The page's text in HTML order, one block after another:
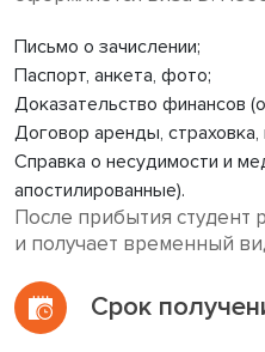
Письмо о зачислении;
Паспорт, анкета, фото;
Доказательство финансов
Договор аренды,
Справка о несудимости и
апостилированные).
После прибытия студент
и получает временный
Срок